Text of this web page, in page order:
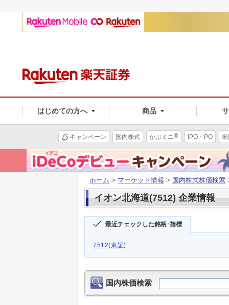
はじめての方へ 商品
キャンペーン 国内株式 かぶミニ® IPO・PO
ホーム > マーケット情報 > 国内株式株価検索
イオン北海道(7512) 企業情報
最近チェックした銘柄･指標
7512(東証)